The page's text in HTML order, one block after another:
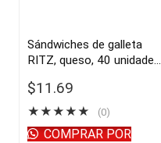
Sándwiches de galleta
RITZ, queso, 40 unidades
$11.69
★★★★★ (0)
COMPRAR POR